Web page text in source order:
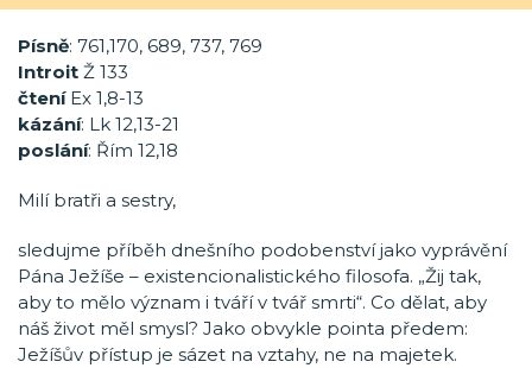
Písně: 761,170, 689, 737, 769
Introit Ž 133
čteníEx 1,8-13
kázání: Lk 12,13-21
poslání: Řím 12,18
Milí bratři a sestry,
sledujme příběh dnešního podobenství jako vyprávění
Pána Ježíše – existencionalistického filosofa. „Žij tak,
aby to mělo význam i tváří v tvář smrti“. Co dělat, aby
náš život měl smysl? Jako obvykle pointa předem:
Ježíšův přístup je sázet na vztahy, ne na majetek.